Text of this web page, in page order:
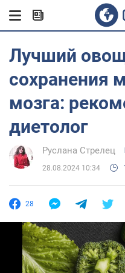
Лучший
сохранения
мозга:
диетолог
Руслана Стрелец
28.08.2024 10:34
28